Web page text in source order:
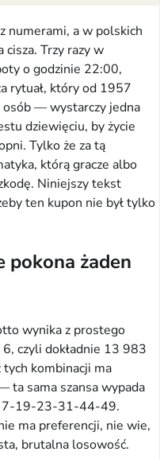
numerami, a w polskich
cisza. Trzy razy w
o godzinie 22:00,
rytuał, który od 1957
— wystarczy jedna
dziewięciu, by życie
Tylko że za tą
którą gracze albo
Niniejszy tekst
ten kupon nie był tylko
pokona żaden
wynika z prostego
czyli dokładnie 13 983
kombinacji ma
ta sama szansa wypada
7-19-23-31-44-49.
ma preferencji, nie wie,
brutalna losowość.